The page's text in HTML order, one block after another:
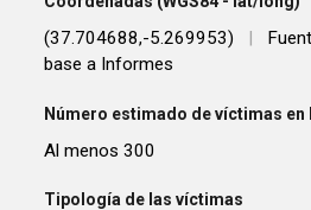
(37.704688,-5.269953)
base a Informes
Número estimado de víctimas en
Al menos 300
Tipología de las víctimas